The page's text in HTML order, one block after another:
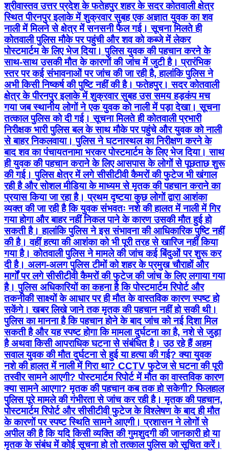
श्रीवास्तव उत्तर प्रदेश के फतेहपुर शहर के सदर कोतवाली क्षेत्र
स्थित पीरनपुर इलाके में शुक्रवार सुबह एक अज्ञात युवक का शव
नाली में मिलने से क्षेत्र में सनसनी फैल गई। सूचना मिलते ही
कोतवाली पुलिस मौके पर पहुंची और शव को कब्जे में लेकर
पोस्टमार्टम के लिए भेज दिया। पुलिस युवक की पहचान करने के
साथ-साथ उसकी मौत के कारणों की जांच में जुटी है। प्रारंभिक
स्तर पर कई संभावनाओं पर जांच की जा रही है, हालांकि पुलिस ने
अभी किसी निष्कर्ष की पुष्टि नहीं की है। फतेहपुर। सदर कोतवाली
क्षेत्र के पीरनपुर इलाके में शुक्रवार सुबह उस समय हड़कंप मच
गया जब स्थानीय लोगों ने एक युवक को नाली में पड़ा देखा। सूचना
तत्काल पुलिस को दी गई। सूचना मिलते ही कोतवाली प्रभारी
निरीक्षक भारी पुलिस बल के साथ मौके पर पहुंचे और युवक को नाली
से बाहर निकलवाया। पुलिस ने घटनास्थल का निरीक्षण करने के
बाद शव का पंचायतनामा भरकर पोस्टमार्टम के लिए भेज दिया। साथ
ही युवक की पहचान कराने के लिए आसपास के लोगों से पूछताछ शुरू
की गई। पुलिस क्षेत्र में लगे सीसीटीवी कैमरों की फुटेज भी खंगाल
रही है और सोशल मीडिया के माध्यम से मृतक की पहचान कराने का
प्रयास किया जा रहा है। प्रथम दृष्टया कुछ लोगों द्वारा आशंका
व्यक्त की जा रही है कि युवक संभवतः नशे की हालत में नाली में गिर
गया होगा और बाहर नहीं निकल पाने के कारण उसकी मौत हुई हो
सकती है। हालांकि पुलिस ने इस संभावना की आधिकारिक पुष्टि नहीं
की है। वहीं हत्या की आशंका को भी पूरी तरह से खारिज नहीं किया
गया है। कोतवाली पुलिस ने मामले की जांच कई बिंदुओं पर शुरू कर
दी है। अलग-अलग पुलिस टीमों को शहर के प्रमुख चौराहों और
मार्गों पर लगे सीसीटीवी कैमरों की फुटेज की जांच के लिए लगाया गया
है। पुलिस अधिकारियों का कहना है कि पोस्टमार्टम रिपोर्ट और
तकनीकी साक्ष्यों के आधार पर ही मौत के वास्तविक कारण स्पष्ट हो
सकेंगे। खबर लिखे जाने तक मृतक की पहचान नहीं हो सकी थी।
पुलिस का मानना है कि पहचान होने के बाद जांच को नई दिशा मिल
सकती है और यह स्पष्ट होगा कि मामला दुर्घटना का है, नशे से जुड़ा
है अथवा किसी आपराधिक घटना से संबंधित है। उठ रहे हैं अहम
सवाल युवक की मौत दुर्घटना से हुई या हत्या की गई? क्या युवक
नशे की हालत में नाली में गिरा था? CCTV फुटेज से घटना की पूरी
तस्वीर सामने आएगी? पोस्टमार्टम रिपोर्ट में मौत का वास्तविक कारण
क्या सामने आएगा? मृतक की पहचान कब तक हो सकेगी? फिलहाल
पुलिस पूरे मामले की गंभीरता से जांच कर रही है। मृतक की पहचान,
पोस्टमार्टम रिपोर्ट और सीसीटीवी फुटेज के विश्लेषण के बाद ही मौत
के कारणों पर स्पष्ट स्थिति सामने आएगी। प्रशासन ने लोगों से
अपील की है कि यदि किसी व्यक्ति की गुमशुदगी की जानकारी हो या
मृतक के संबंध में कोई सूचना हो तो तत्काल पुलिस को सूचित करें।